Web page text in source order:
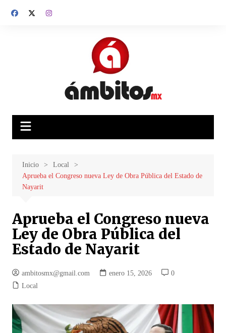
Inicio
Local
Aprueba el Congreso nueva Ley de Obra Pública del Estado de
Nayarit
Aprueba el Congreso nueva
Ley de Obra Pública del
Estado de Nayarit
ambitosmx@gmail.com enero 15, 2026
0
Local